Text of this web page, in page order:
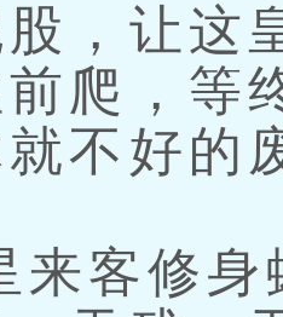
，让这
爬，等
不好的
客修身